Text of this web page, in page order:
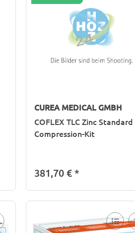
CUREA MEDICAL GMBH
COFLEX TLC Zinc Standard
Compression-Kit
381,70 €*